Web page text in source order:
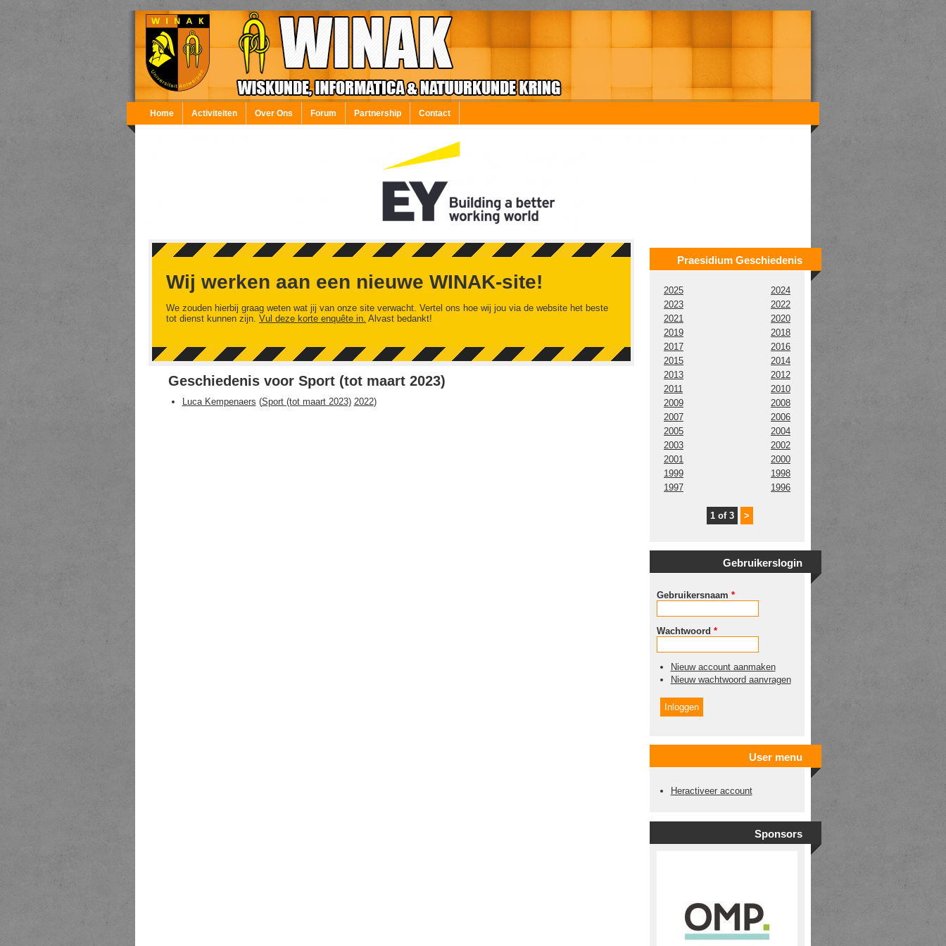
Overslaan en naar de inhoud gaan
Home Activiteiten Over Ons Forum Partnership Contact
Wij werken aan een nieuwe WINAK-site!
We zouden hierbij graag weten wat jij van onze site verwacht. Vertel ons hoe wij jou via de website het beste
tot dienst kunnen zijn. Vul deze korte enquête in. Alvast bedankt!
Geschiedenis voor Sport (tot maart 2023)
Luca Kempenaers (Sport (tot maart 2023) 2022)
Praesidium Geschiedenis
2025
2024
2023
2022
2021
2020
2019
2018
2017
2016
2015
2014
2013
2012
2011
2010
2009
2008
2007
2006
2005
2004
2003
2002
2001
2000
1999
1998
1997
1996
1 of 3 >
Gebruikerslogin
Gebruikersnaam *
Wachtwoord *
Nieuw account aanmaken
Nieuw wachtwoord aanvragen
User menu
Heractiveer account
Sponsors